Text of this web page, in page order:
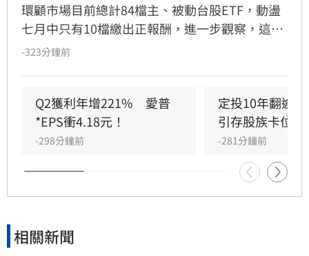
環顧市場目前總計84檔主、被動台股ETF，動盪
七月中只有10檔繳出正報酬，進一步觀察，這10
檔突圍的ETF都有雙位數權重的金融股，在電子
MSCI金融(0055)、統一台灣高息動能(00939)、
永豐優息存股(00907)、FT臺灣永續高息
(00961)，及凱基優選30(00938)；無獨有偶，能
在台股修正之際，逆勢突圍的ETF，皆有高含
「金」量，元大MSCI金融(0055)、國泰股利精選
30(00701)、凱基優選30(00938)、統一台灣高息
台灣精選高息(00919)就各有逾5成的金融權重，
-323分鐘前
Q2獲利年增221%　愛普
*EPS衝4.18元！
-298分鐘前
定投10年翻逾5
引存股族卡位！
-281分鐘前
相關新聞